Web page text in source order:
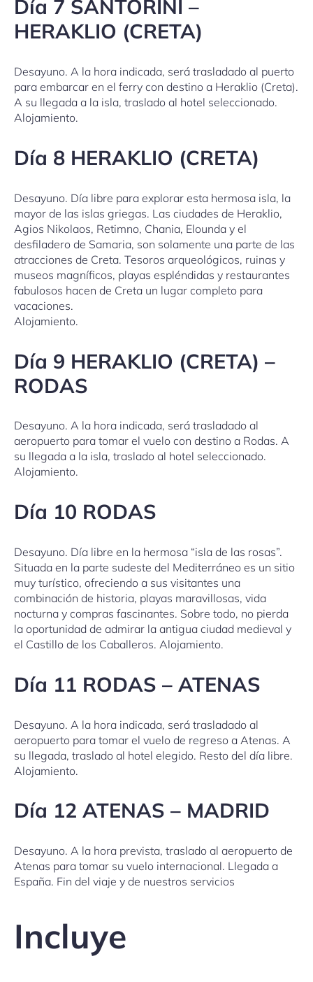
Día 7 SANTORINI –
HERAKLIO (CRETA)
Desayuno. A la hora indicada, será trasladado al puerto
para embarcar en el ferry con destino a Heraklio (Creta).
A su llegada a la isla, traslado al hotel seleccionado.
Alojamiento.
Día 8 HERAKLIO (CRETA)
Desayuno. Día libre para explorar esta hermosa isla, la
mayor de las islas griegas. Las ciudades de Heraklio,
Agios Nikolaos, Retimno, Chania, Elounda y el
desfiladero de Samaria, son solamente una parte de las
atracciones de Creta. Tesoros arqueológicos, ruinas y
museos magníficos, playas espléndidas y restaurantes
fabulosos hacen de Creta un lugar completo para
vacaciones.
Alojamiento.
Día 9 HERAKLIO (CRETA) –
RODAS
Desayuno. A la hora indicada, será trasladado al
aeropuerto para tomar el vuelo con destino a Rodas. A
su llegada a la isla, traslado al hotel seleccionado.
Alojamiento.
Día 10 RODAS
Desayuno. Día libre en la hermosa “isla de las rosas”.
Situada en la parte sudeste del Mediterráneo es un sitio
muy turístico, ofreciendo a sus visitantes una
combinación de historia, playas maravillosas, vida
nocturna y compras fascinantes. Sobre todo, no pierda
la oportunidad de admirar la antigua ciudad medieval y
el Castillo de los Caballeros. Alojamiento.
Día 11 RODAS – ATENAS
Desayuno. A la hora indicada, será trasladado al
aeropuerto para tomar el vuelo de regreso a Atenas. A
su llegada, traslado al hotel elegido. Resto del día libre.
Alojamiento.
Día 12 ATENAS – MADRID
Desayuno. A la hora prevista, traslado al aeropuerto de
Atenas para tomar su vuelo internacional. Llegada a
España. Fin del viaje y de nuestros servicios
Incluye